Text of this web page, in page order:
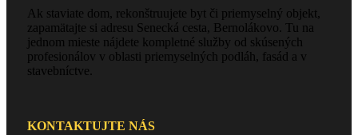
Ak staviate dom, rekonštruujete byt či priemyselný objekt,
zapamätajte si adresu Senecká cesta, Bernolákovo. Tu na
jednom mieste nájdete kompletné služby od skúsených
profesionálov v oblasti priemyselných podláh, fasád a v
stavebníctve.
KONTAKTUJTE NÁS